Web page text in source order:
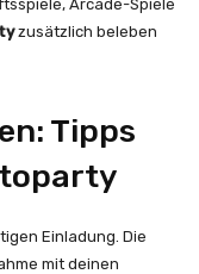
Arcade-Spiele
zusätzlich beleben
Tipps
Einladung. Die
mit deinen